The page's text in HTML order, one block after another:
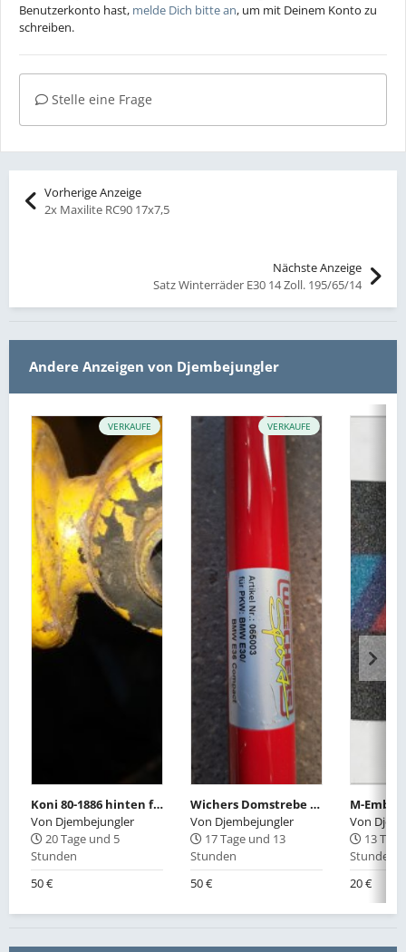
Benutzerkonto hast, melde Dich bitte an, um mit Deinem Konto zu
schreiben.
Stelle eine Frage
Vorherige Anzeige
2x Maxilite RC90 17x7,5
Nächste Anzeige
Satz Winterräder E30 14 Zoll. 195/65/14
Andere Anzeigen von Djembejungler
VERKAUFE
Koni 80-1886 hinten für 02er 114/E10/E20 (1502, 1600-2, 1602, 1802, 2002)
Von Djembejungler
20 Tage und 5
Stunden
50 €
VERKAUFE
Wichers Domstrebe hinten
Von Djembejungler
17 Tage und 13
Stunden
50 €
Von
13
Stunden
20 €